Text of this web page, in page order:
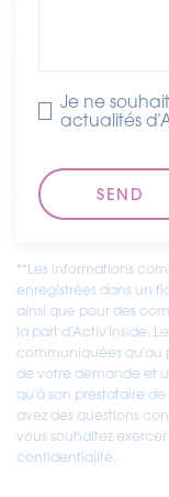
Je ne
actualités
**Les informations
enregistrées dans un
ainsi que pour des
la part d'Activ'Inside.
communiquées qu'au
de votre demande et
qu'à son prestataire
avez des questions
vous souhaitez
confidentialité.